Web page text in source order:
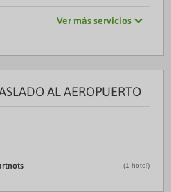
Ver más servicios
AL AEROPUERTO
(1 hotel)